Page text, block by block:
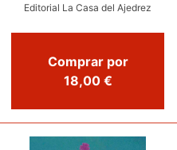
Editorial La Casa del Ajedrez
Comprar por
18,00 €